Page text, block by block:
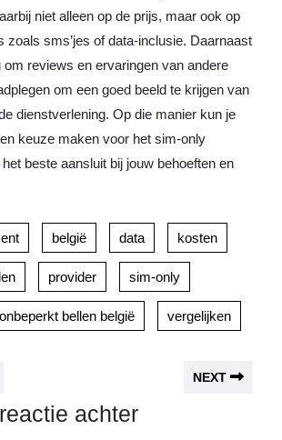
niet alleen op de prijs, maar ook op
zoals sms’jes of data-inclusie. Daarnaast
om reviews en ervaringen van andere
om een goed beeld te krijgen van
dienstverlening. Op die manier kun je
keuze maken voor het sim-only
beste aansluit bij jouw behoeften en
belgië data kosten
provider sim-only
bellen belgië vergelijken
NEXT
achter